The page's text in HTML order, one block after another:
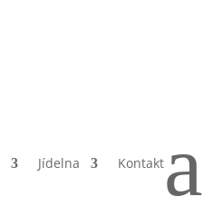
Jídelna Kontakta